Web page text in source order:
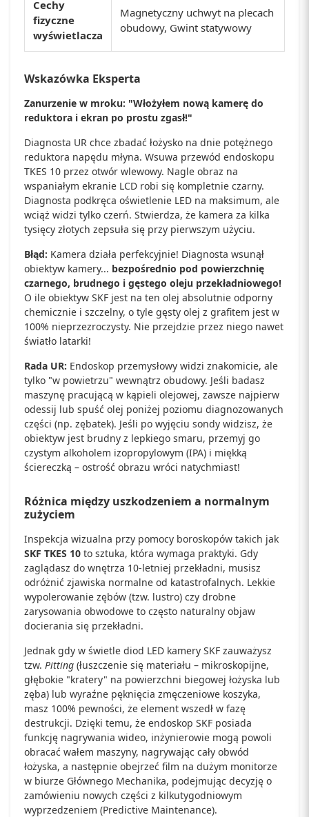
Cechy
fizyczne
wyświetlacza
Magnetyczny uchwyt na plecach
obudowy, Gwint statywowy
Wskazówka Eksperta
Zanurzenie w mroku: "Włożyłem nową kamerę do
reduktora i ekran po prostu zgasł!"
Diagnosta UR chce zbadać łożysko na dnie potężnego
reduktora napędu młyna. Wsuwa przewód endoskopu
TKES 10 przez otwór wlewowy. Nagle obraz na
wspaniałym ekranie LCD robi się kompletnie czarny.
Diagnosta podkręca oświetlenie LED na maksimum, ale
wciąż widzi tylko czerń. Stwierdza, że kamera za kilka
tysięcy złotych zepsuła się przy pierwszym użyciu.
Błąd: Kamera działa perfekcyjnie! Diagnosta wsunął
obiektyw kamery... bezpośrednio pod powierzchnię
czarnego, brudnego i gęstego oleju przekładniowego!
O ile obiektyw SKF jest na ten olej absolutnie odporny
chemicznie i szczelny, o tyle gęsty olej z grafitem jest w
100% nieprzezroczysty. Nie przejdzie przez niego nawet
światło latarki!
Rada UR: Endoskop przemysłowy widzi znakomicie, ale
tylko "w powietrzu" wewnątrz obudowy. Jeśli badasz
maszynę pracującą w kąpieli olejowej, zawsze najpierw
odessij lub spuść olej poniżej poziomu diagnozowanych
części (np. zębatek). Jeśli po wyjęciu sondy widzisz, że
obiektyw jest brudny z lepkiego smaru, przemyj go
czystym alkoholem izopropylowym (IPA) i miękką
ściereczką – ostrość obrazu wróci natychmiast!
Różnica między uszkodzeniem a normalnym
zużyciem
Inspekcja wizualna przy pomocy boroskopów takich jak
SKF TKES 10 to sztuka, która wymaga praktyki. Gdy
zaglądasz do wnętrza 10-letniej przekładni, musisz
odróżnić zjawiska normalne od katastrofalnych. Lekkie
wypolerowanie zębów (tzw. lustro) czy drobne
zarysowania obwodowe to często naturalny objaw
docierania się przekładni.
Jednak gdy w świetle diod LED kamery SKF zauważysz
tzw. Pitting (łuszczenie się materiału – mikroskopijne,
głębokie "kratery" na powierzchni biegowej łożyska lub
zęba) lub wyraźne pęknięcia zmęczeniowe koszyka,
masz 100% pewności, że element wszedł w fazę
destrukcji. Dzięki temu, że endoskop SKF posiada
funkcję nagrywania wideo, inżynierowie mogą powoli
obracać wałem maszyny, nagrywając cały obwód
łożyska, a następnie obejrzeć film na dużym monitorze
w biurze Głównego Mechanika, podejmując decyzję o
zamówieniu nowych części z kilkutygodniowym
wyprzedzeniem (Predictive Maintenance).